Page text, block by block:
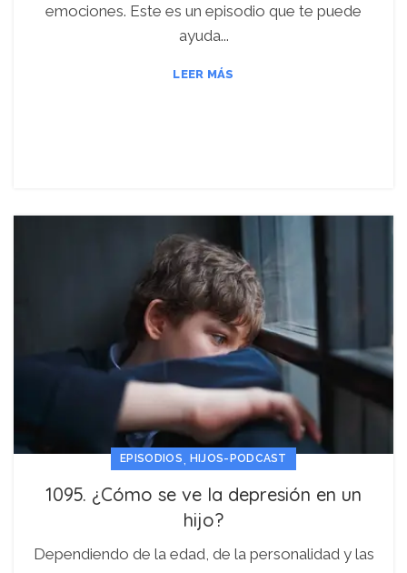
emociones. Este es un episodio que te puede
ayuda...
LEER MÁS
EPISODIOS HIJOS-PODCAST
1095. ¿Cómo se ve la depresión en un
hijo?
Dependiendo de la edad, de la personalidad y las